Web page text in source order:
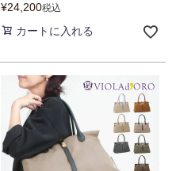
¥24,200税込
カートに入れる